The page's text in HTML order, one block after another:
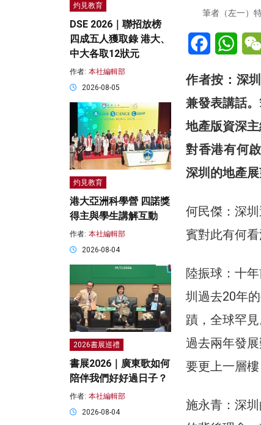
筆者（左一）
Facebook
作者按：深
兼發表講話
地產版資深
對香港有何
深圳的地產
何民傑：深
賓對此有何看
陸振球：十
圳過去20年
蹟，全球罕
過去兩年發
要更上一層樓
施永青：深
灼見教育
DSE 2026｜聯招放榜
四成五人獲取錄 港大、
中大各取12狀元
作者: 本社編輯部
2026-08-05
灼見教育
港大亞洲科學營 四諾獎
得主與學生講解互動
作者: 本社編輯部
2026-08-04
2026書展巡禮
書展2026｜廣東歌如何
陪伴我們好好過日子？
作者: 本社編輯部
2026-08-04